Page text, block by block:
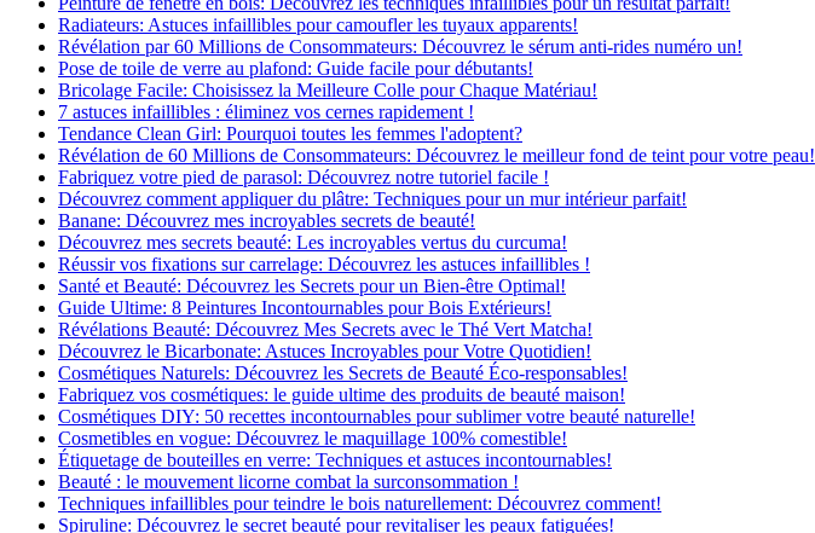
Radiateurs: Astuces infaillibles pour camoufler les tuyaux apparents!
Révélation par 60 Millions de Consommateurs: Découvrez le sérum anti-rides numéro un!
Pose de toile de verre au plafond: Guide facile pour débutants!
Bricolage Facile: Choisissez la Meilleure Colle pour Chaque Matériau!
7 astuces infaillibles : éliminez vos cernes rapidement !
Tendance Clean Girl: Pourquoi toutes les femmes l'adoptent?
Révélation de 60 Millions de Consommateurs: Découvrez le meilleur fond de teint pour votre peau!
Fabriquez votre pied de parasol: Découvrez notre tutoriel facile !
Découvrez comment appliquer du plâtre: Techniques pour un mur intérieur parfait!
Banane: Découvrez mes incroyables secrets de beauté!
Découvrez mes secrets beauté: Les incroyables vertus du curcuma!
Réussir vos fixations sur carrelage: Découvrez les astuces infaillibles !
Santé et Beauté: Découvrez les Secrets pour un Bien-être Optimal!
Guide Ultime: 8 Peintures Incontournables pour Bois Extérieurs!
Révélations Beauté: Découvrez Mes Secrets avec le Thé Vert Matcha!
Découvrez le Bicarbonate: Astuces Incroyables pour Votre Quotidien!
Cosmétiques Naturels: Découvrez les Secrets de Beauté Éco-responsables!
Fabriquez vos cosmétiques: le guide ultime des produits de beauté maison!
Cosmétiques DIY: 50 recettes incontournables pour sublimer votre beauté naturelle!
Cosmetibles en vogue: Découvrez le maquillage 100% comestible!
Étiquetage de bouteilles en verre: Techniques et astuces incontournables!
Beauté : le mouvement licorne combat la surconsommation !
Techniques infaillibles pour teindre le bois naturellement: Découvrez comment!
Spiruline: Découvrez le secret beauté pour revitaliser les peaux fatiguées!